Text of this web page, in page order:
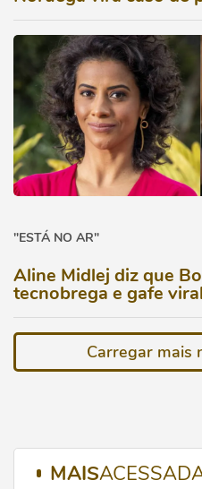
"ESTÁ NO AR"
Aline Midlej diz que
tecnobrega e gafe
Carregar mais
MAIS